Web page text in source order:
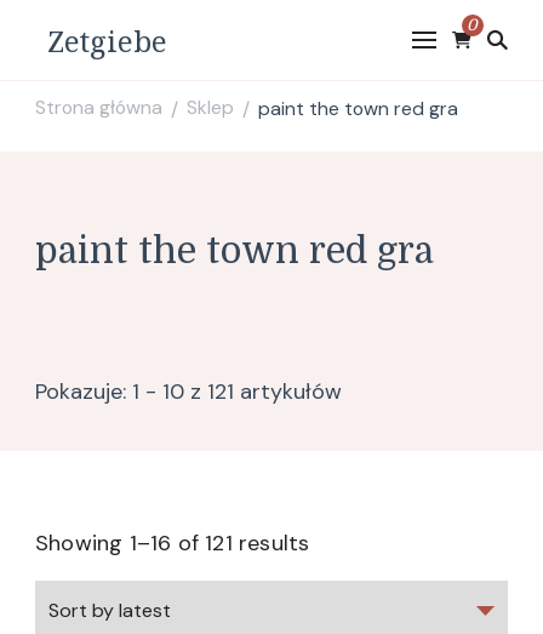
Zetgiebe 0
Strona główna / Sklep / paint the town red gra
paint the town red gra
Pokazuje: 1 - 10 z 121 artykułów
Showing 1–16 of 121 results